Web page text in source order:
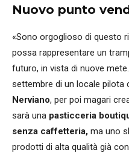
Nuovo punto
«Sono orgoglioso di questo
possa rappresentare un
futuro, in vista di nuove
settembre di un locale pilota
Nerviano, per poi magari
sarà una pasticceria
senza caffetteria, ma uno
prodotti di alta qualità già